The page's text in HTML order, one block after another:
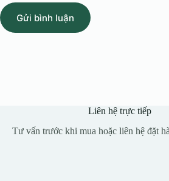
Gửi bình luận
Liên hệ trực tiếp
Tư vấn trước khi mua hoặc liên hệ đặt